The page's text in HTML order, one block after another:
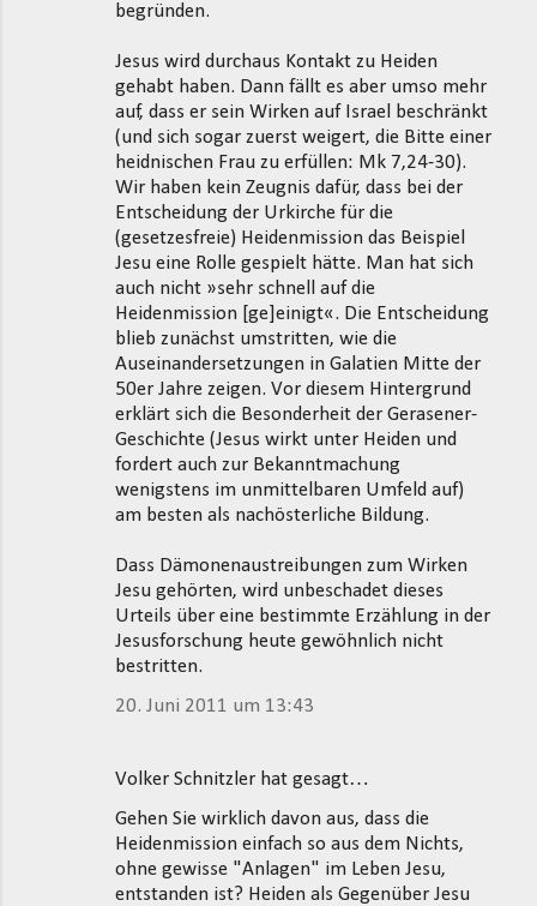
begründen.
Jesus wird durchaus Kontakt zu Heiden
gehabt haben. Dann fällt es aber umso mehr
auf, dass er sein Wirken auf Israel beschränkt
(und sich sogar zuerst weigert, die Bitte einer
heidnischen Frau zu erfüllen: Mk 7,24-30).
Wir haben kein Zeugnis dafür, dass bei der
Entscheidung der Urkirche für die
(gesetzesfreie) Heidenmission das Beispiel
Jesu eine Rolle gespielt hätte. Man hat sich
auch nicht »sehr schnell auf die
Heidenmission [ge]einigt«. Die Entscheidung
blieb zunächst umstritten, wie die
Auseinandersetzungen in Galatien Mitte der
50er Jahre zeigen. Vor diesem Hintergrund
erklärt sich die Besonderheit der Gerasener-
Geschichte (Jesus wirkt unter Heiden und
fordert auch zur Bekanntmachung
wenigstens im unmittelbaren Umfeld auf)
am besten als nachösterliche Bildung.
Dass Dämonenaustreibungen zum Wirken
Jesu gehörten, wird unbeschadet dieses
Urteils über eine bestimmte Erzählung in der
Jesusforschung heute gewöhnlich nicht
bestritten.
20. Juni 2011 um 13:43
Volker Schnitzler hat gesagt…
Gehen Sie wirklich davon aus, dass die
Heidenmission einfach so aus dem Nichts,
ohne gewisse "Anlagen" im Leben Jesu,
entstanden ist? Heiden als Gegenüber Jesu